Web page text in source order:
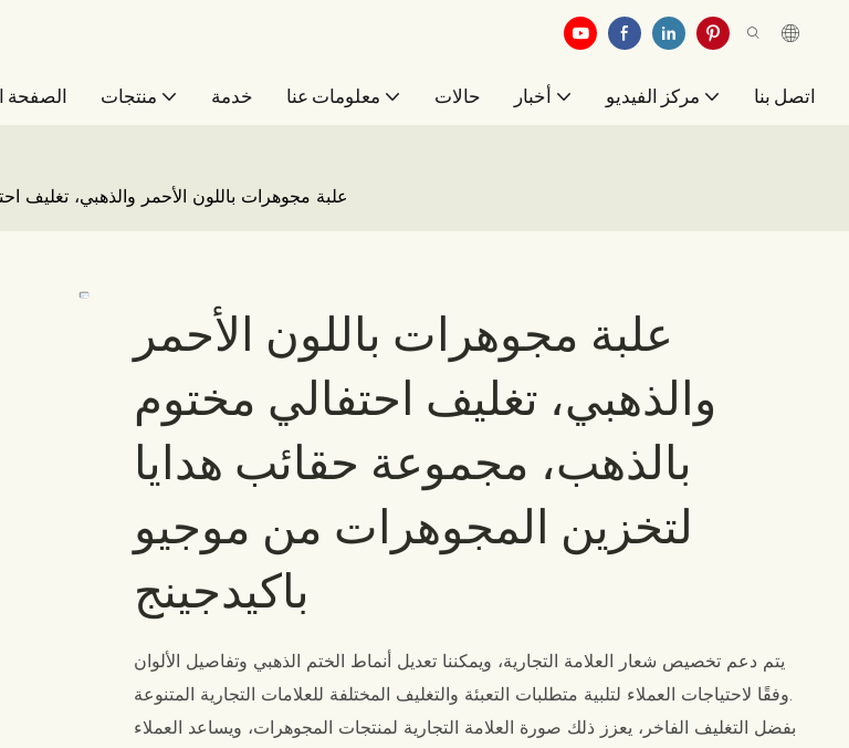
الصفحة منتجات خدمة معلومات عنا حالات أخبار مركز الفيديو اتصل بنا
علبة مجوهرات باللون الأحمر والذهبي، تغليف
علبة مجوهرات باللون الأحمر
والذهبي، تغليف احتفالي مختوم
بالذهب، مجموعة حقائب هدايا
لتخزين المجوهرات من موجيو
باكيدجينج
يتم دعم تخصيص شعار العلامة التجارية، ويمكننا تعديل أنماط الختم الذهبي وتفاصيل الألوان
بفضل التغليف الفاخر، يعزز ذلك صورة العلامة التجارية لمنتجات المجوهرات، ويساعد العملاء